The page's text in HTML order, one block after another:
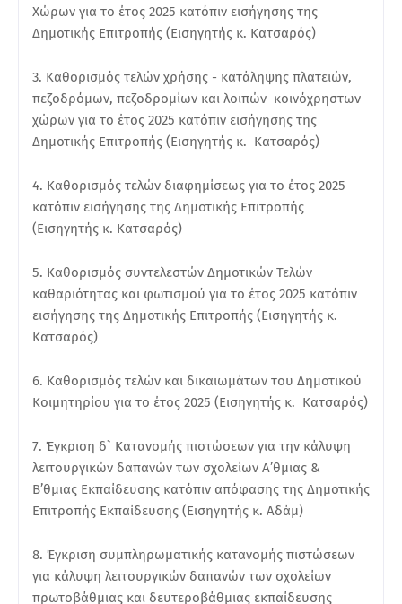
Χώρων για το έτος 2025 κατόπιν εισήγησης της
Δημοτικής Επιτροπής (Εισηγητής κ. Κατσαρός)
3. Καθορισμός τελών χρήσης - κατάληψης πλατειών,
πεζοδρόμων, πεζοδρομίων και λοιπών κοινόχρηστων
χώρων για το έτος 2025 κατόπιν εισήγησης της
Δημοτικής Επιτροπής (Εισηγητής κ. Κατσαρός)
4. Καθορισμός τελών διαφημίσεως για το έτος 2025
κατόπιν εισήγησης της Δημοτικής Επιτροπής
(Εισηγητής κ. Κατσαρός)
5. Καθορισμός συντελεστών Δημοτικών Τελών
καθαριότητας και φωτισμού για το έτος 2025 κατόπιν
εισήγησης της Δημοτικής Επιτροπής (Εισηγητής κ.
Κατσαρός)
6. Καθορισμός τελών και δικαιωμάτων του Δημοτικού
Κοιμητηρίου για το έτος 2025 (Εισηγητής κ. Κατσαρός)
7. Έγκριση δ` Κατανομής πιστώσεων για την κάλυψη
λειτουργικών δαπανών των σχολείων Α’θμιας &
Β’θμιας Εκπαίδευσης κατόπιν απόφασης της Δημοτικής
Επιτροπής Εκπαίδευσης (Εισηγητής κ. Αδάμ)
8. Έγκριση συμπληρωματικής κατανομής πιστώσεων
για κάλυψη λειτουργικών δαπανών των σχολείων
πρωτοβάθμιας και δευτεροβάθμιας εκπαίδευσης